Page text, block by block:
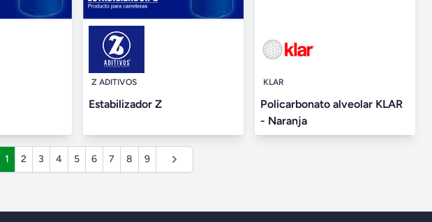
Z ADITIVOS
Estabilizador Z
KLAR
Policarbonato alveolar KLAR
- Naranja
1 2 3 4 5 6 7 8 9